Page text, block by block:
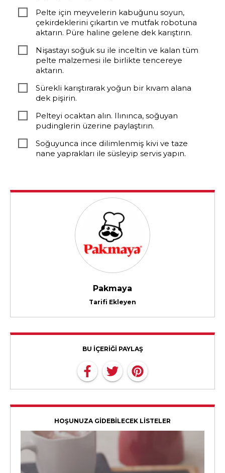
Pelte için meyvelerin kabuğunu soyun,
çekirdeklerini çıkartın ve mutfak robotuna
aktarın. Püre haline gelene dek karıştırın.
Nişastayı soğuk su ile inceltin ve kalan tüm
pelte malzemesi ile birlikte tencereye
aktarın.
Sürekli karıştırarak yoğun bir kıvam alana
dek pişirin.
Pelteyi ocaktan alın. Ilınınca, soğuyan
pudinglerin üzerine paylaştırın.
Soğuyunca ince dilimlenmiş kivi ve taze
nane yaprakları ile süsleyip servis yapın.
Pakmaya
Tarifi Ekleyen
BU İÇERİĞİ PAYLAŞ
HOŞUNUZA GİDEBİLECEK LİSTELER